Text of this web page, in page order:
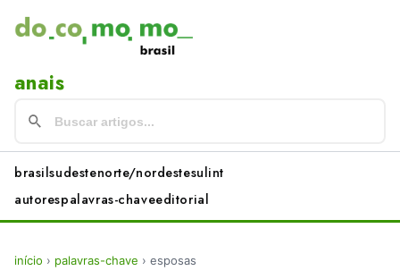
anais
brasilsudestenorte/nordestesulint
autorespalavras-chaveeditorial
início › palavras-chave › esposas